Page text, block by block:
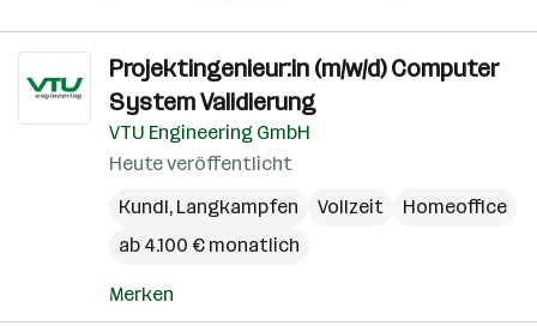
Projektingenieur:in (m/w/d) Computer
System Validierung
VTU Engineering GmbH
Heute veröffentlicht
Kundl, Langkampfen Vollzeit
Homeoffice
ab 4.100 € monatlich
Merken